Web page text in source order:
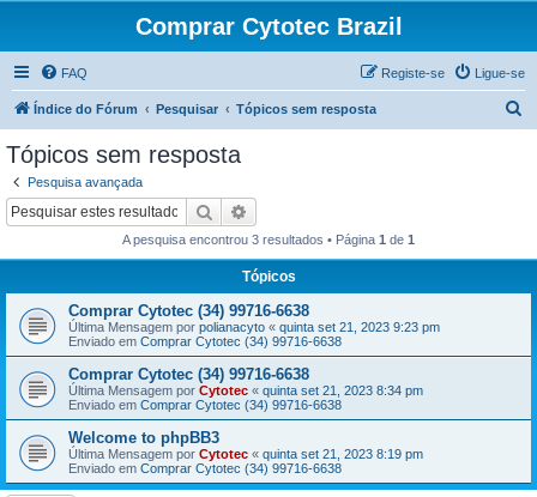
Comprar Cytotec Brazil
FAQ Ligue-se
Registe-se
Índice do Fórum Pesquisar Tópicos sem resposta
Tópicos sem resposta
Pesquisa avançada
Pesquisar
A pesquisa encontrou 3 resultados • Página 1 de 1
Tópicos
Comprar Cytotec (34) 99716-6638
Última Mensagem por polianacyto « quinta set 21, 2023 9:23 pm
Enviado em Comprar Cytotec (34) 99716-6638
Comprar Cytotec (34) 99716-6638
Última Mensagem por Cytotec « quinta set 21, 2023 8:34 pm
Enviado em Comprar Cytotec (34) 99716-6638
Welcome to phpBB3
Última Mensagem por Cytotec « quinta set 21, 2023 8:19 pm
Enviado em Comprar Cytotec (34) 99716-6638